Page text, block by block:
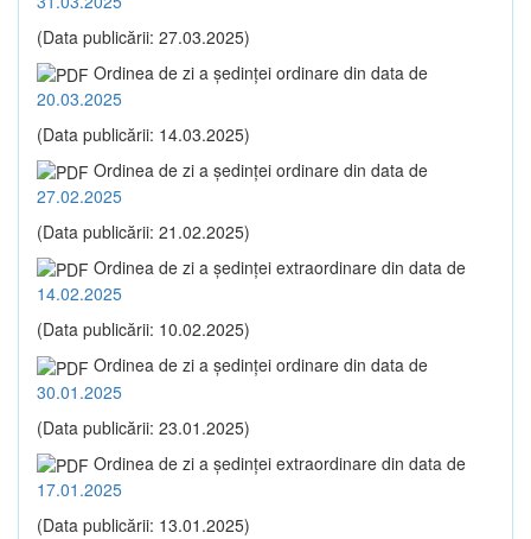
(Data publicării: 27.03.2025)
Ordinea de zi a şedinţei ordinare din data de
20.03.2025
(Data publicării: 14.03.2025)
Ordinea de zi a şedinţei ordinare din data de
27.02.2025
(Data publicării: 21.02.2025)
Ordinea de zi a şedinţei extraordinare din data de
14.02.2025
(Data publicării: 10.02.2025)
Ordinea de zi a şedinţei ordinare din data de
30.01.2025
(Data publicării: 23.01.2025)
Ordinea de zi a şedinţei extraordinare din data de
17.01.2025
(Data publicării: 13.01.2025)